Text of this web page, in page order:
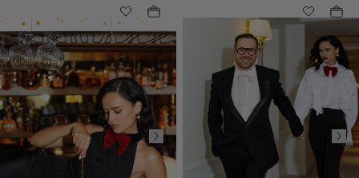
Оверсайз
Приталений
Комбінація
Прямий класичний
Завужений
Класичний
Асиметричний
З баскою
Кюлоти
Бэбі-долл
Мом
Куртка-сорочка
Кльош